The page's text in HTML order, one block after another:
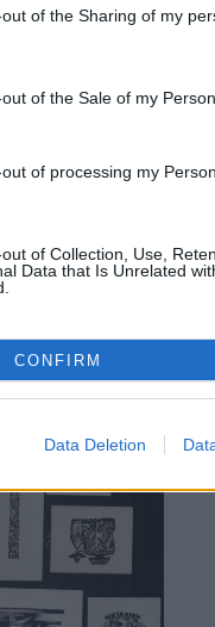
of the Sharing of my
of the Sale of my
of processing my
of Collection, Use,
Data that Is Unrelated
CONFIRM
Data Deletion
GALÉRIA